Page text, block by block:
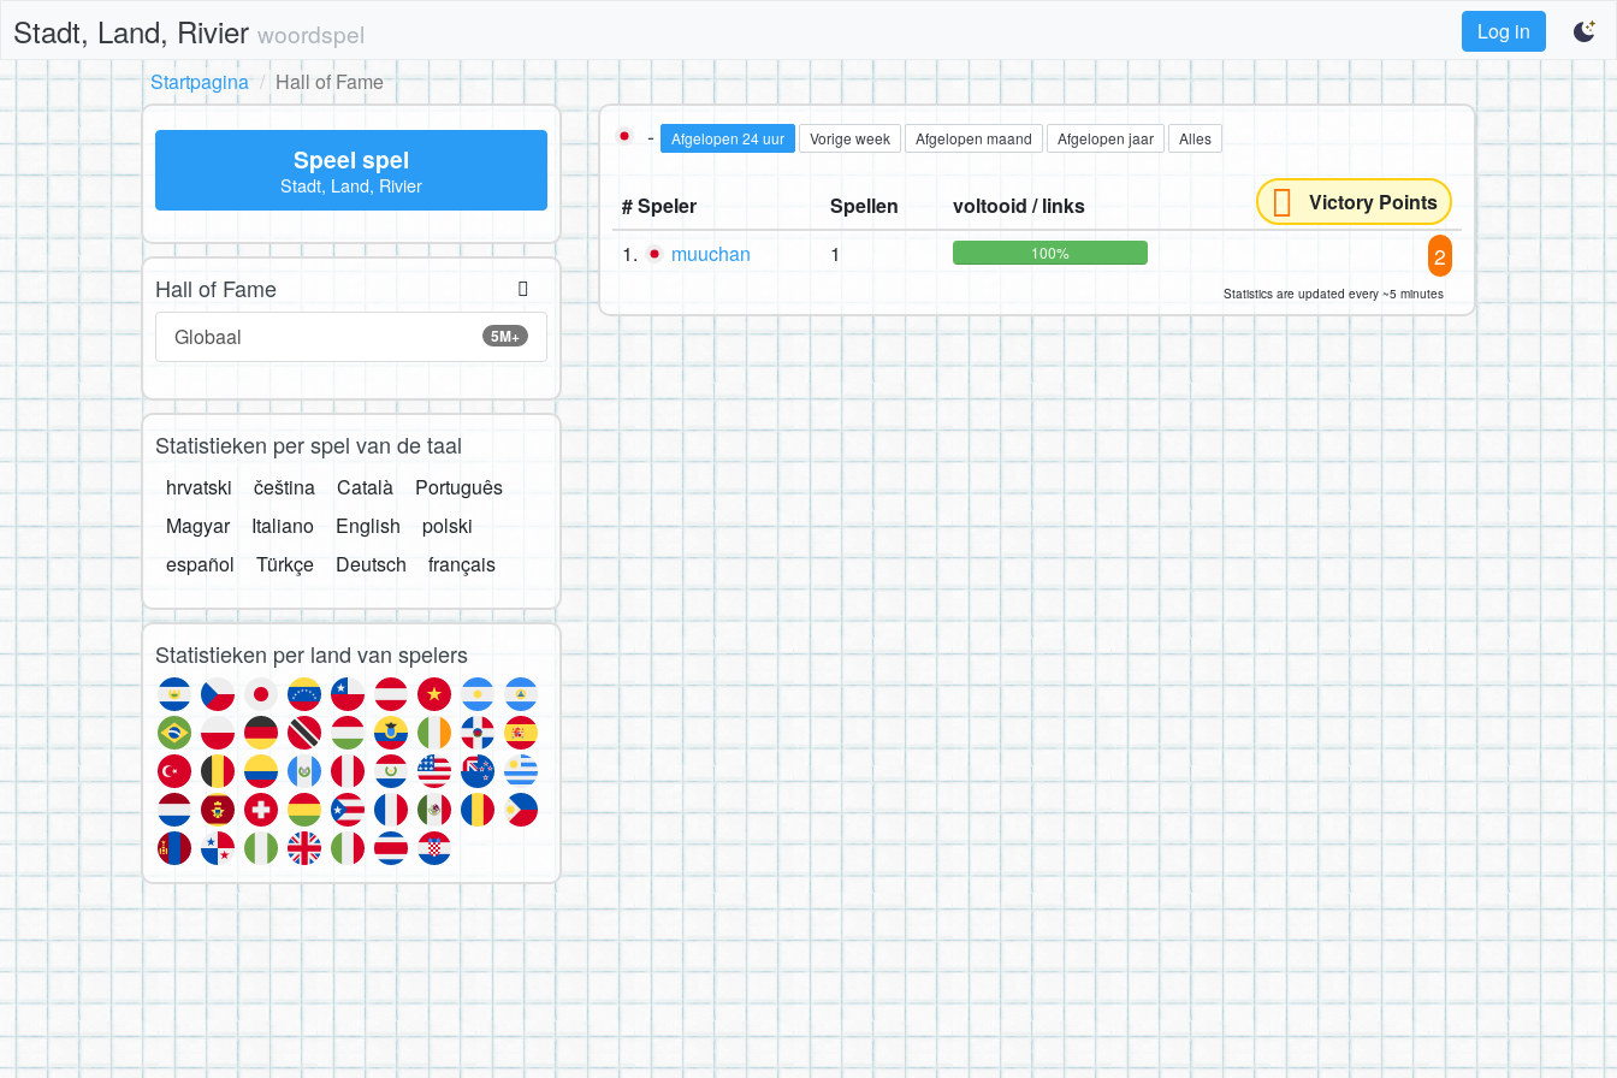
Stadt, Land, Rivier woordspel
Log in
Startpagina
Hall of Fame
- Afgelopen 24 uur Vorige week Afgelopen maand Afgelopen jaar Alles
# Speler Spellen voltooid / links
Victory Points
1.
muuchan 1 100% 2
Statistics are updated every ~5 minutes
Speel spel
Stadt, Land, Rivier
Hall of Fame
5M+
Globaal
Statistieken per spel van de taal
hrvatski čeština Català
Português
Magyar
Italiano English
polski
español
Türkçe Deutsch français
Statistieken per land van spelers